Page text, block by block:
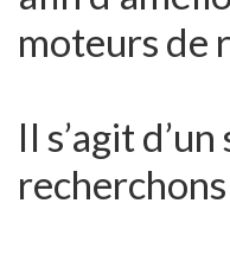
moteurs de
Il s’agit